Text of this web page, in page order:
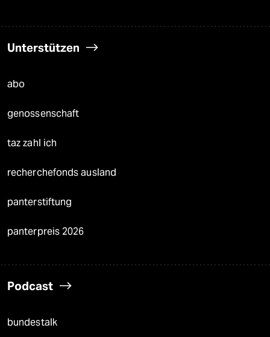
Unterstützen
abo
genossenschaft
taz zahl ich
recherchefonds ausland
panterstiftung
panterpreis 2026
Podcast
bundestalk